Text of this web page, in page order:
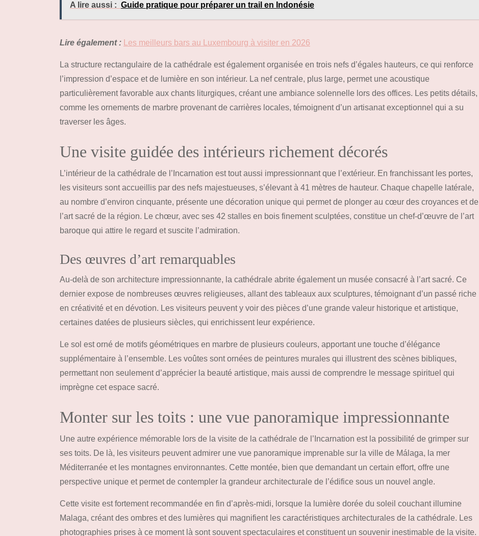
A lire aussi : Guide pratique pour préparer un trail en Indonésie
Lire également : Les meilleurs bars au Luxembourg à visiter en 2026
La structure rectangulaire de la cathédrale est également organisée en trois nefs d’égales hauteurs, ce qui renforce
l’impression d’espace et de lumière en son intérieur. La nef centrale, plus large, permet une acoustique
particulièrement favorable aux chants liturgiques, créant une ambiance solennelle lors des offices. Les petits détails,
comme les ornements de marbre provenant de carrières locales, témoignent d’un artisanat exceptionnel qui a su
traverser les âges.
Une visite guidée des intérieurs richement décorés
L’intérieur de la cathédrale de l’Incarnation est tout aussi impressionnant que l’extérieur. En franchissant les portes,
les visiteurs sont accueillis par des nefs majestueuses, s’élevant à 41 mètres de hauteur. Chaque chapelle latérale,
au nombre d’environ cinquante, présente une décoration unique qui permet de plonger au cœur des croyances et de
l’art sacré de la région. Le chœur, avec ses 42 stalles en bois finement sculptées, constitue un chef-d’œuvre de l’art
baroque qui attire le regard et suscite l’admiration.
Des œuvres d’art remarquables
Au-delà de son architecture impressionnante, la cathédrale abrite également un musée consacré à l’art sacré. Ce
dernier expose de nombreuses œuvres religieuses, allant des tableaux aux sculptures, témoignant d’un passé riche
en créativité et en dévotion. Les visiteurs peuvent y voir des pièces d’une grande valeur historique et artistique,
certaines datées de plusieurs siècles, qui enrichissent leur expérience.
Le sol est orné de motifs géométriques en marbre de plusieurs couleurs, apportant une touche d’élégance
supplémentaire à l’ensemble. Les voûtes sont ornées de peintures murales qui illustrent des scènes bibliques,
permettant non seulement d’apprécier la beauté artistique, mais aussi de comprendre le message spirituel qui
imprègne cet espace sacré.
Monter sur les toits : une vue panoramique impressionnante
Une autre expérience mémorable lors de la visite de la cathédrale de l’Incarnation est la possibilité de grimper sur
ses toits. De là, les visiteurs peuvent admirer une vue panoramique imprenable sur la ville de Málaga, la mer
Méditerranée et les montagnes environnantes. Cette montée, bien que demandant un certain effort, offre une
perspective unique et permet de contempler la grandeur architecturale de l’édifice sous un nouvel angle.
Cette visite est fortement recommandée en fin d’après-midi, lorsque la lumière dorée du soleil couchant illumine
Malaga, créant des ombres et des lumières qui magnifient les caractéristiques architecturales de la cathédrale. Les
photographies prises à ce moment là sont souvent spectaculaires et constituent un souvenir inestimable de la visite.